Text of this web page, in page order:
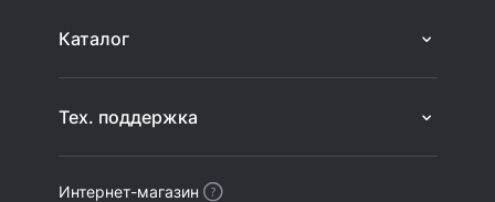
Каталог
Тех. поддержка
Интернет-магазин